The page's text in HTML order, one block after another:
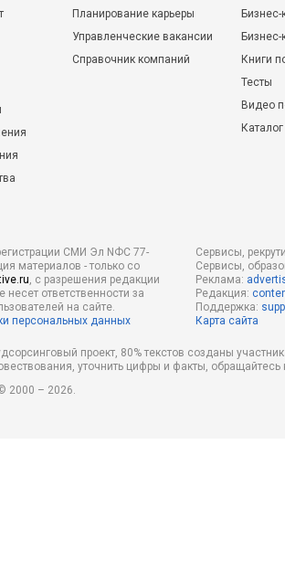
Планирование карьеры
Управленческие вакансии
Справочник компаний
Бизнес-
Книги
Тесты
Видео
СМИ Эл NФС 77-
материалов - только со
, с разрешения редакции
несет ответственности за
на сайте.
персональных данных
Сервисы,
Сервисы,
Реклама:
Редакция:
Поддержка:
Карта сайта
проект, 80% текстов созданы
уточнить цифры и факты,
2000 – 2026.